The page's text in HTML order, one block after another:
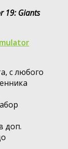
19: Giants
с любого
доп.